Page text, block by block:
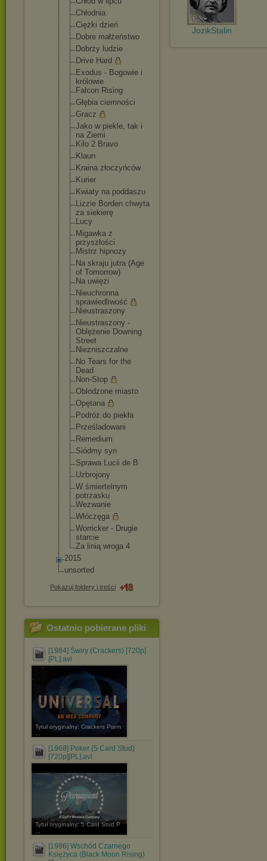
Chłodnia
Ciężki dzień
Dobre małżeństwo
Dobrzy ludzie
Drive Hard
Exodus - Bogowie i
królowie
Falcon Rising
Głębia ciemności
Gracz
Jako w piekle, tak i
na Ziemi
Kilo 2 Bravo
Klaun
Kraina złoczyńców
Kurier
Kwiaty na poddaszu
Lizzie Borden chwyta
za siekierę
Lucy
Migawka z
przyszłości
Mistrz hipnozy
Na skraju jutra (Age
of Tomorrow)
Na uwięzi
Nieuchronna
sprawiedliwość
Nieustraszony
Nieustraszony -
Oblężenie Downing
Street
Niezniszcza lne
No Tears for the
Dead
Non-Stop
Oblodzone miasto
Opętana
Podróż do piekła
Prześladowani
Remedium
Siódmy syn
Sprawa Lucii de B
Uzbrojony
W śmiertelnym
potrzasku
Wezwanie
Włóczęga
Worricker - Drugie
starcie
Za linią wroga 4
2015
unsorted
Pokazuj foldery i treści
Ostatnio pobierane pliki
[1984] Świry (Crackers) [720p]
[PL].avi
Tytuł oryginalny: Crackers Prem
[1968] Poker (5 Card Stud)
[720p][PL].avi
Tytuł oryginalny: 5 Card Stud P
[1986] Wschód Czarnego
Księżyca (Black Moon Rising)
JozikStalin